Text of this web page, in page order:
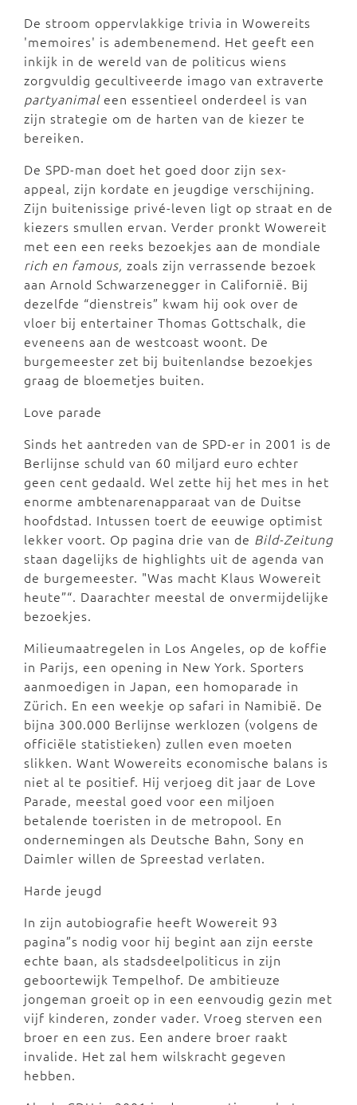
De stroom oppervlakkige trivia in Wowereits
'memoires' is adembenemend. Het geeft een
inkijk in de wereld van de politicus wiens
zorgvuldig gecultiveerde imago van extraverte
partyanimaleen essentieel onderdeel is van
zijn strategie om de harten van de kiezer te
bereiken.
De SPD-man doet het goed door zijn sex-
appeal, zijn kordate en jeugdige verschijning.
Zijn buitenissige privé-leven ligt op straat en de
kiezers smullen ervan. Verder pronkt Wowereit
met een een reeks bezoekjes aan de mondiale
rich en famous, zoals zijn verrassende bezoek
aan Arnold Schwarzenegger in Californië. Bij
dezelfde “dienstreis” kwam hij ook over de
vloer bij entertainer Thomas Gottschalk, die
eveneens aan de westcoast woont. De
burgemeester zet bij buitenlandse bezoekjes
graag de bloemetjes buiten.
Love parade
Sinds het aantreden van de SPD-er in 2001 is de
Berlijnse schuld van 60 miljard euro echter
geen cent gedaald. Wel zette hij het mes in het
enorme ambtenarenapparaat van de Duitse
hoofdstad. Intussen toert de eeuwige optimist
lekker voort. Op pagina drie van de Bild-Zeitung
staan dagelijks de highlights uit de agenda van
de burgemeester. "Was macht Klaus Wowereit
heute”“. Daarachter meestal de onvermijdelijke
bezoekjes.
Milieumaatregelen in Los Angeles, op de koffie
in Parijs, een opening in New York. Sporters
aanmoedigen in Japan, een homoparade in
Zürich. En een weekje op safari in Namibië. De
bijna 300.000 Berlijnse werklozen (volgens de
officiële statistieken) zullen even moeten
slikken. Want Wowereits economische balans is
niet al te positief. Hij verjoeg dit jaar de Love
Parade, meestal goed voor een miljoen
betalende toeristen in de metropool. En
ondernemingen als Deutsche Bahn, Sony en
Daimler willen de Spreestad verlaten.
Harde jeugd
In zijn autobiografie heeft Wowereit 93
pagina”s nodig voor hij begint aan zijn eerste
echte baan, als stadsdeelpoliticus in zijn
geboortewijk Tempelhof. De ambitieuze
jongeman groeit op in een eenvoudig gezin met
vijf kinderen, zonder vader. Vroeg sterven een
broer en een zus. Een andere broer raakt
invalide. Het zal hem wilskracht gegeven
hebben.